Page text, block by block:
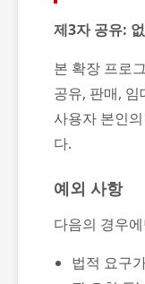
제3자 공유:
본 확장 프로
공유, 판매,
사용자 본인
다.
예외 사항
다음의 경우
법적 요구